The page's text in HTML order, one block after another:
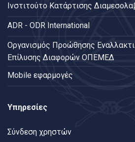
Ινστιτούτο Κατάρτισης
ADR - ODR International
Oργανισμός Προώθησης
Επίλυσης Διαφορών ΟΠΕΜΕΔ
Mobile εφαρμογές
Υπηρεσίες
Σύνδεση χρηστών